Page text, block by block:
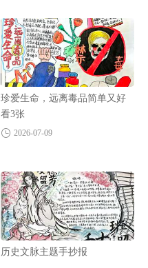
珍爱生命，远离毒品简单又好
看3张
2026-07-09
历史文脉主题手抄报